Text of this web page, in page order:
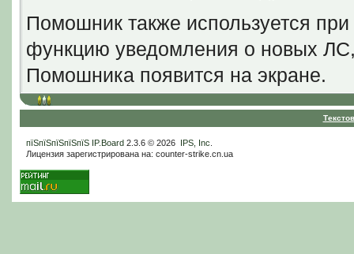
Помошник также используется
функцию уведомления о новых
Помошника появится на экране.
пїЅпїЅпїЅпїЅпїЅ IP.Board2.3.6 © 2026 IPS, Inc
Лицензия зарегистрирована на: counter-strike.cn.ua